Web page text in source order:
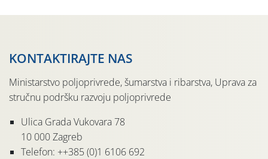
KONTAKTIRAJTE NAS
Ministarstvo poljoprivrede, šumarstva i ribarstva, Uprava za
stručnu podršku razvoju poljoprivrede
Ulica Grada Vukovara 78
10 000 Zagreb
Telefon: ++385 (0)1 6106 692